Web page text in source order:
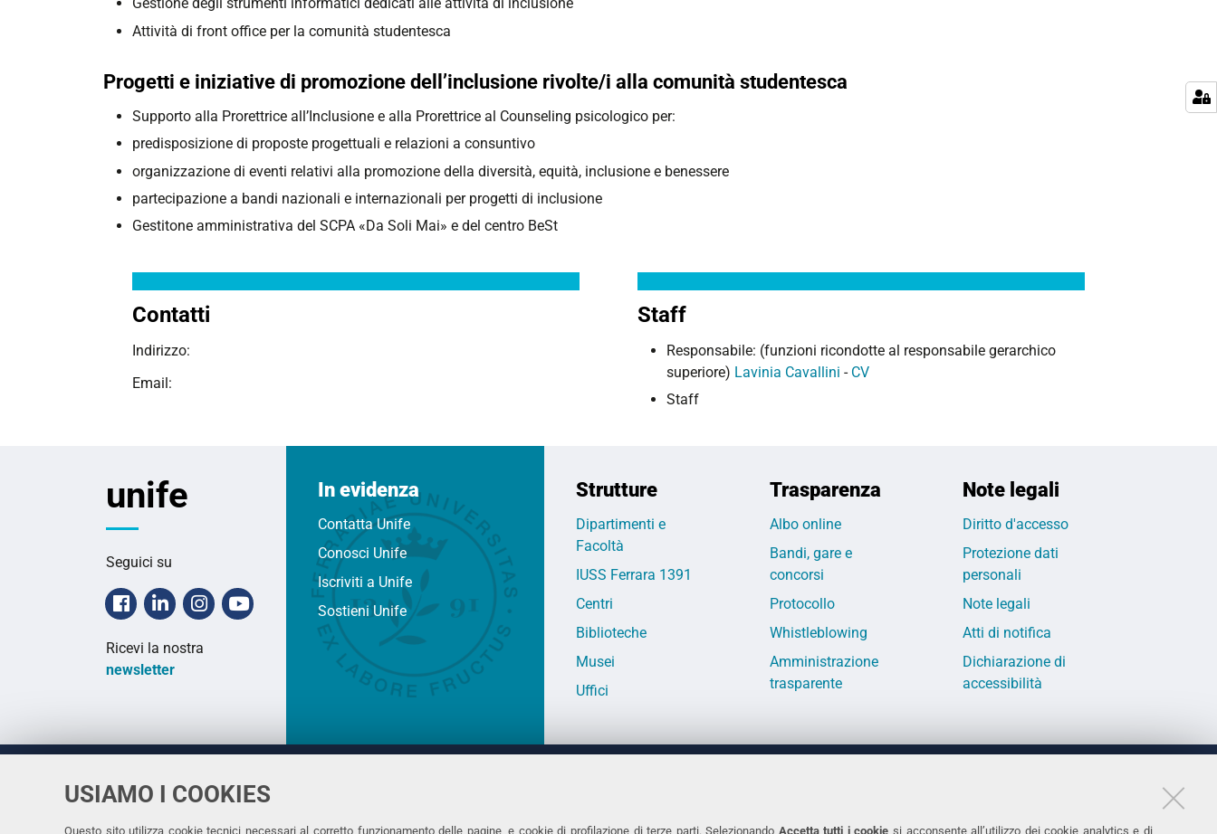
USIAMO I COOKIES
Questo sito utilizza cookie tecnici necessari al corretto funzionamento delle pagine, e cookie di profilazione di terze parti. Selezionando Accetta tutti i cookie si acconsente all’utilizzo dei cookie analytics e di
Attività di front office per la comunità studentesca
Progetti e iniziative di promozione dell’inclusione rivolte/i alla comunità studentesca
Supporto alla Prorettrice all’Inclusione e alla Prorettrice al Counseling psicologico per:
predisposizione di proposte progettuali e relazioni a consuntivo
organizzazione di eventi relativi alla promozione della diversità, equità, inclusione e benessere
partecipazione a bandi nazionali e internazionali per progetti di inclusione
Gestitone amministrativa del SCPA «Da Soli Mai» e del centro BeSt
Contatti
Indirizzo:
Email:
Staff
Responsabile: (funzioni ricondotte al responsabile gerarchico
superiore) Lavinia Cavallini - CV
Staff
unife
Seguici su
Facebook
LinkedinInstagramYoutube
Ricevi la nostra
newsletter
In evidenza
Contatta Unife
Conosci Unife
Iscriviti a Unife
Sostieni Unife
Strutture
Dipartimenti e
Facoltà
IUSS Ferrara 1391
Centri
Biblioteche
Musei
Uffici
Trasparenza
Albo online
Bandi, gare e
concorsi
Protocollo
Whistleblowing
Amministrazione
trasparente
Note legali
Diritto d'accesso
Protezione dati
personali
Note legali
Atti di notifica
Dichiarazione di
accessibilità
Università
Rettrice: Prof.ssa Laura Ramaciotti Tel. +39 0532 293111 Accessibilità